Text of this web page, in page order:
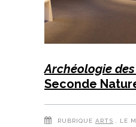
Archéologie
Seconde
RUBRIQUE ARTS , LE